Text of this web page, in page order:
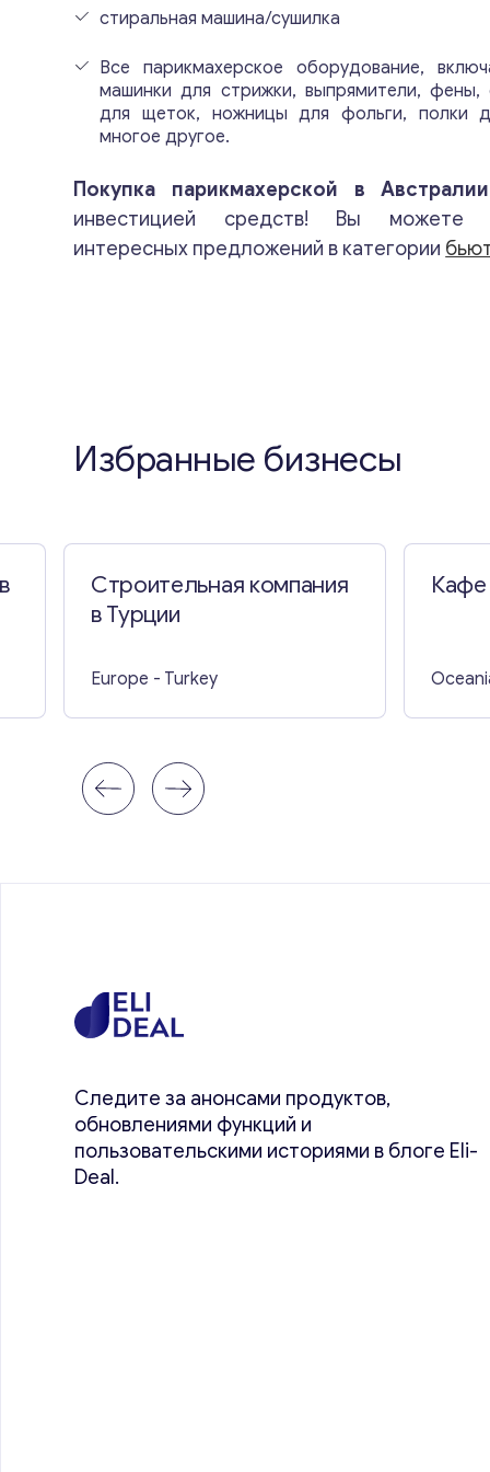
стиральная машина/сушилка
Все парикмахерское оборудование,
машинки для стрижки, выпрямители, фены,
для щеток, ножницы для фольги, полки
многое другое.
Покупка парикмахерской в Австралии
инвестицией средств! Вы можете
интересных предложений в категории
Избранные бизнесы
Строительная компания
в Турции
Europe - Turkey
Кафе
Следите за анонсами продуктов,
обновлениями функций и
пользовательскими историями в блоге Eli-
Deal.